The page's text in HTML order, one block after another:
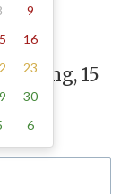
15
9
16
23
30
6